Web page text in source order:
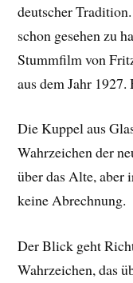
deutscher
schon gesehen zu
Stummfilm von
aus dem Jahr
Die Kuppel aus
Wahrzeichen der
über das Alte, aber
keine Abrechnung.
Der Blick geht
Wahrzeichen, das